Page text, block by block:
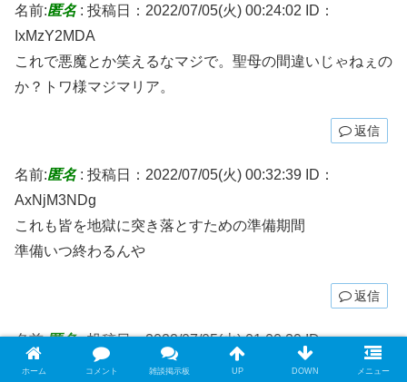
名前:匿名: 投稿日：2022/07/05(火) 00:24:02
ID：
IxMzY2MDA
これで悪魔とか笑えるなマジで。聖母の間違いじゃねぇの
か？トワ様マジマリア。
返信
名前:匿名: 投稿日：2022/07/05(火) 00:32:39 ID：
AxNjM3NDg
これも皆を地獄に突き落とすための準備期間
準備いつ終わるんや
返信
名前:匿名: 投稿日：2022/07/05(火) 01:00:29 ID：
IwODM3MDg
ホーム コメント 雑談掲示板 UP DOWN メニュー